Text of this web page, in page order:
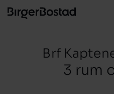
Brf
3 rum